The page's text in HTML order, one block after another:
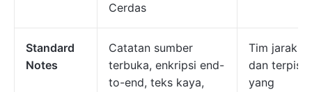
Cerdas
Standard
Notes
Catatan sumber
terbuka, enkripsi end-
to-end, teks kaya,
Tim jarak
dan
yang